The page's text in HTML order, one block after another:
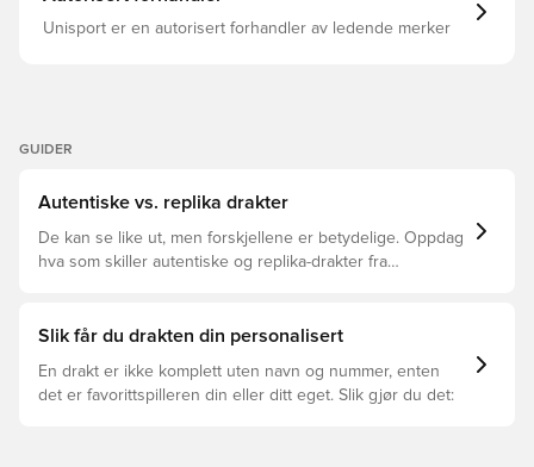
Unisport er en autorisert forhandler av ledende merker
GUIDER
Autentiske vs. replika drakter
De kan se like ut, men forskjellene er betydelige. Oppdag
hva som skiller autentiske og replika-drakter fra
Slik får du drakten din personalisert
En drakt er ikke komplett uten navn og nummer, enten
det er favorittspilleren din eller ditt eget. Slik gjør du det: